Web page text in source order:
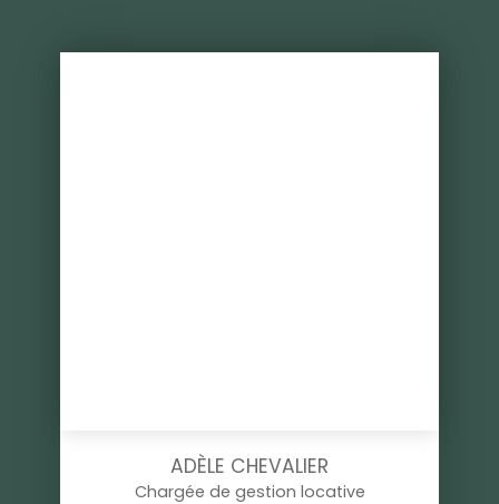
ADÈLE CHEVALIER
Chargée de gestion locative